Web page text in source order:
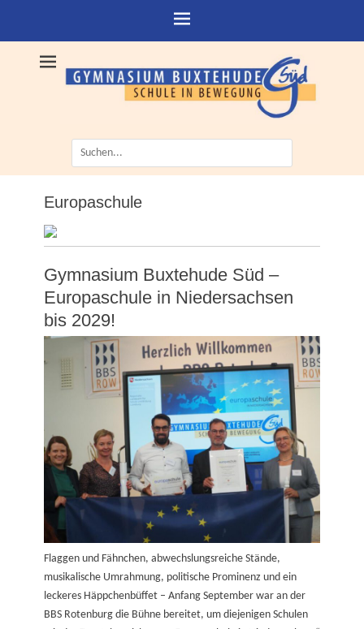
Suche
nach:
Europaschule
Gymnasium Buxtehude Süd –
Europaschule in Niedersachsen
bis 2029!
Flaggen und Fähnchen, abwechslungsreiche Stände,
musikalische Umrahmung, politische Prominenz und ein
leckeres Häppchenbüffet – Anfang September war an der
BBS Rotenburg die Bühne bereitet, um diejenigen Schulen